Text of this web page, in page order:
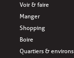
Voir & faire
Manger
Shopping
Boire
Quartiers & environs